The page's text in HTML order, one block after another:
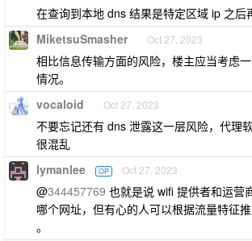
在查询到本地 dns 结果是特定区域 ip 之后
MiketsuSmasher Oct 27, 2023
相比信息传输方面的风险，楼主应当考虑
情况。
vocaloid Oct 27, 2023
不要忘记还有 dns 泄露这一层风险，代理
很混乱
lymanlee OP Oct 27, 2023
@344457769 也就是说 wifi 提供者和运营
哪个网址，但有心的人可以根据流量特征
。